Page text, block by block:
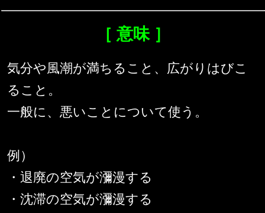
［ 意味 ］
気分や風潮が満ちること、広がりはびこ
ること。
一般に、悪いことについて使う。
例）
・退廃の空気が瀰漫する
・沈滞の空気が瀰漫する